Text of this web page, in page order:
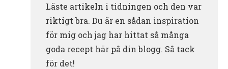
Läste artikeln i tidningen och den var
riktigt bra. Du är en sådan inspiration
för mig och jag har hittat så många
goda recept här på din blogg. Så tack
för det!